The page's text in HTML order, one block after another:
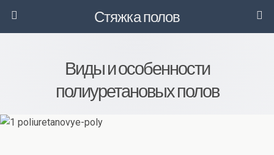
Стяжка полов
Виды и особенности
полиуретановых полов